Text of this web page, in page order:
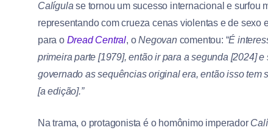
Calígula se tornou um sucesso internacional e surfou
representando com crueza cenas violentas e de
para o Dread Central, oNegovancomentou: “É
primeira parte [1979], então ir para a segunda [2024]
governado as sequências original era, então isso
[a edição].”
Na trama, o protagonista é o homônimo imperador